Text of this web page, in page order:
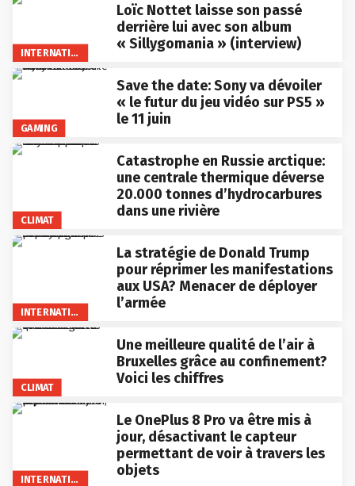
INTERNATIONAL
Loïc Nottet laisse son passé
derrière lui avec son album
« Sillygomania » (interview)
GAMING
Save the date: Sony va dévoiler
« le futur du jeu vidéo sur PS5 »
le 11 juin
CLIMAT
Catastrophe en Russie arctique:
une centrale thermique déverse
20.000 tonnes d’hydrocarbures
dans une rivière
INTERNATIONAL
La stratégie de Donald Trump
pour réprimer les manifestations
aux USA? Menacer de déployer
l’armée
CLIMAT
Une meilleure qualité de l’air à
Bruxelles grâce au confinement?
Voici les chiffres
INTERNATIONAL
Le OnePlus 8 Pro va être mis à
jour, désactivant le capteur
permettant de voir à travers les
objets